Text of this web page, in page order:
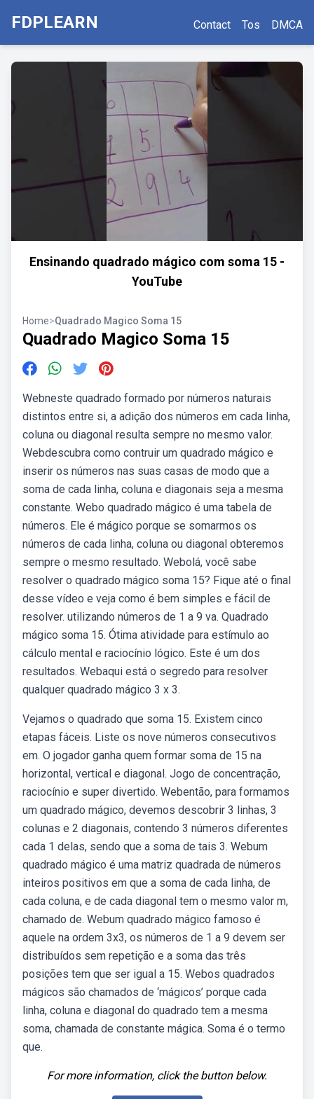
FDPLEARN Contact Tos DMCA
Ensinando quadrado mágico com soma 15 -
YouTube
Home>Quadrado Magico Soma 15
Quadrado Magico Soma 15
Webneste quadrado formado por números naturais
distintos entre si, a adição dos números em cada linha,
coluna ou diagonal resulta sempre no mesmo valor.
Webdescubra como contruir um quadrado mágico e
inserir os números nas suas casas de modo que a
soma de cada linha, coluna e diagonais seja a mesma
constante. Webo quadrado mágico é uma tabela de
números. Ele é mágico porque se somarmos os
números de cada linha, coluna ou diagonal obteremos
sempre o mesmo resultado. Webolá, você sabe
resolver o quadrado mágico soma 15? Fique até o final
desse vídeo e veja como é bem simples e fácil de
resolver. utilizando números de 1 a 9 va. Quadrado
mágico soma 15. Ótima atividade para estímulo ao
cálculo mental e raciocínio lógico. Este é um dos
resultados. Webaqui está o segredo para resolver
qualquer quadrado mágico 3 x 3.
Vejamos o quadrado que soma 15. Existem cinco
etapas fáceis. Liste os nove números consecutivos
em. O jogador ganha quem formar soma de 15 na
horizontal, vertical e diagonal. Jogo de concentração,
raciocínio e super divertido. Webentão, para formamos
um quadrado mágico, devemos descobrir 3 linhas, 3
colunas e 2 diagonais, contendo 3 números diferentes
cada 1 delas, sendo que a soma de tais 3. Webum
quadrado mágico é uma matriz quadrada de números
inteiros positivos em que a soma de cada linha, de
cada coluna, e de cada diagonal tem o mesmo valor m,
chamado de. Webum quadrado mágico famoso é
aquele na ordem 3x3, os números de 1 a 9 devem ser
distribuídos sem repetição e a soma das três
posições tem que ser igual a 15. Webos quadrados
mágicos são chamados de ‘mágicos’ porque cada
linha, coluna e diagonal do quadrado tem a mesma
soma, chamada de constante mágica. Soma é o termo
que.
For more information, click the button below.